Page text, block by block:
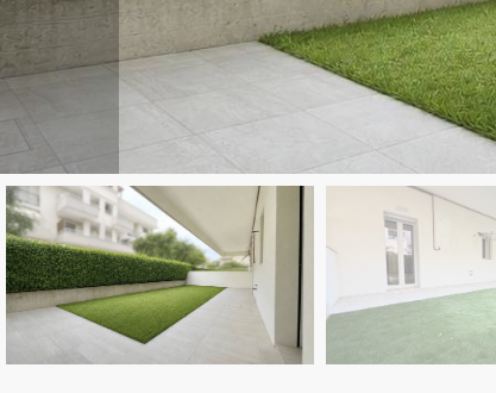
Tipologia
Qualsiasi
Residenziali
Commerciali